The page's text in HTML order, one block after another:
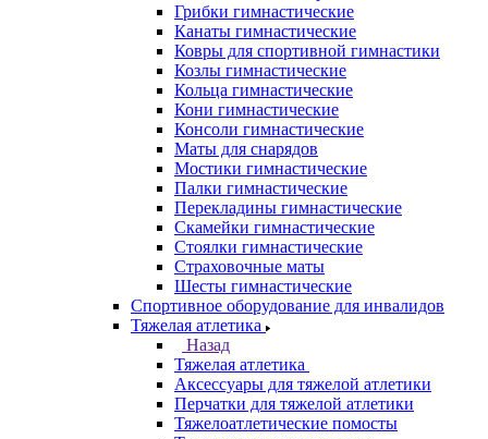
Грибки гимнастические
Канаты гимнастические
Ковры для спортивной гимнастики
Козлы гимнастические
Кольца гимнастические
Кони гимнастические
Консоли гимнастические
Маты для снарядов
Мостики гимнастические
Палки гимнастические
Перекладины гимнастические
Скамейки гимнастические
Стоялки гимнастические
Страховочные маты
Шесты гимнастические
Спортивное оборудование для инвалидов
Тяжелая атлетика
Назад
Тяжелая атлетика
Аксессуары для тяжелой атлетики
Перчатки для тяжелой атлетики
Тяжелоатлетические помосты